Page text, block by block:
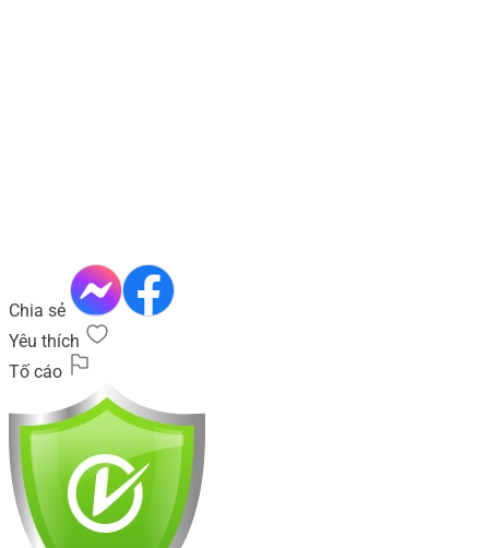
Chia sẻ
Yêu thích
Tố cáo